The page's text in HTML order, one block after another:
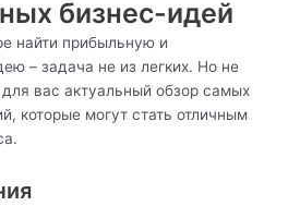
бизнес-идей
найти прибыльную и
– задача не из легких. Но не
вас актуальный обзор самых
которые могут стать отличным